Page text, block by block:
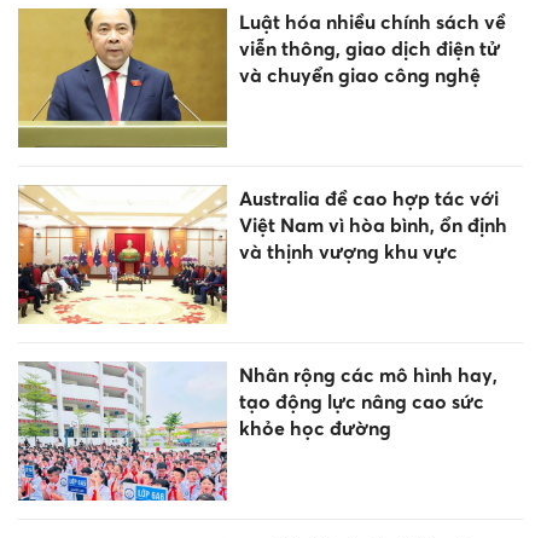
Luật hóa nhiều chính sách về
viễn thông, giao dịch điện tử
và chuyển giao công nghệ
Australia đề cao hợp tác với
Việt Nam vì hòa bình, ổn định
và thịnh vượng khu vực
Nhân rộng các mô hình hay,
tạo động lực nâng cao sức
khỏe học đường